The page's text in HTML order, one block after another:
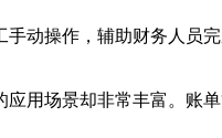
动操作，辅助财务人
用场景却非常丰富。